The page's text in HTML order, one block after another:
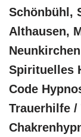
Schönbühl,
Althausen,
Spirituelles
Code
Trauerhilfe /